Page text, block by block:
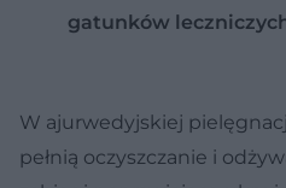
gatunków
W ajurwedyjskiej
pełnią oczyszczanie i